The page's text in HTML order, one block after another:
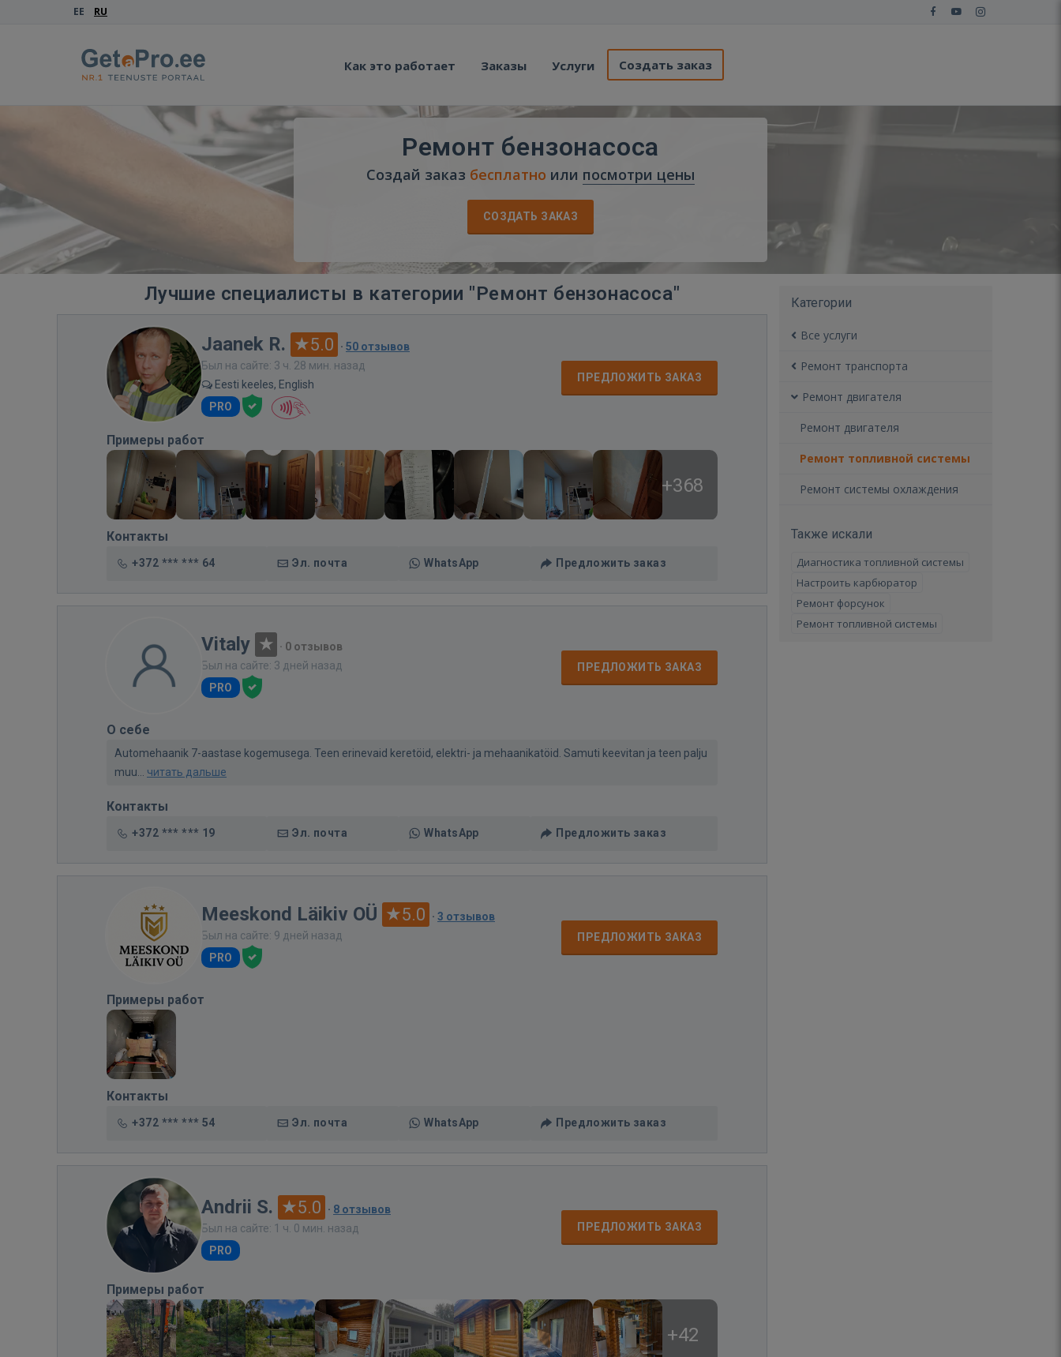
EE RU
Как это работает Заказы Услуги Создать заказ
Ремонт бензонасоса
Создай заказ бесплатно или посмотри цены
СОЗДАТЬ ЗАКАЗ
Лучшие специалисты в категории "Ремонт бензонасоса"
Jaanek R. 5.0 · 50 отзывов
Был на сайте: 3 ч. 28 мин. назад
Eesti keeles, English
PRO
ПРЕДЛОЖИТЬ ЗАКАЗ
Примеры работ
+368
Контакты
+372 *** *** 64 Эл. почта WhatsApp Предложить заказ
Vitaly · 0 отзывов
Был на сайте: 3 дней назад
PRO
ПРЕДЛОЖИТЬ ЗАКАЗ
О себе
Automehaanik 7-aastase kogemusega. Teen erinevaid keretöid, elektri- ja mehaanikatöid. Samuti keevitan ja teen palju
muu... читать дальше
Контакты
+372 *** *** 19 Эл. почта WhatsApp Предложить заказ
Meeskond Läikiv OÜ 5.0 · 3 отзывов
Был на сайте: 9 дней назад
PRO
ПРЕДЛОЖИТЬ ЗАКАЗ
Примеры работ
Контакты
+372 *** *** 54 Эл. почта WhatsApp Предложить заказ
Andrii S. 5.0 · 8 отзывов
Был на сайте: 1 ч. 0 мин. назад
PRO
ПРЕДЛОЖИТЬ ЗАКАЗ
Примеры работ
+42
Категории
Все услуги
Ремонт транспорта
Ремонт двигателя
Ремонт двигателя
Ремонт топливной системы
Ремонт системы охлаждения
Также искали
Диагностика топливной системы
Настроить карбюратор
Ремонт форсунок
Ремонт топливной системы